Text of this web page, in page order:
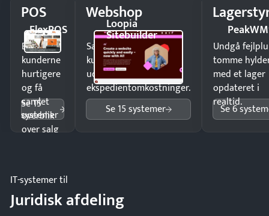
POS
FlexPOS
Ekspedér
kunderne
hurtigere
og få
samlet
overblik
over salg
Se 15
systemer
Webshop
Loopia
Sitebuilder
Sælg produkter 24/7 til
kunder i hele landet
uden
ekspedientomkostninger.
Se 15 systemer
Undgå
tomme
med et lager
opdateret i
realtid.
Se 6
IT-systemer til
Juridisk afdeling